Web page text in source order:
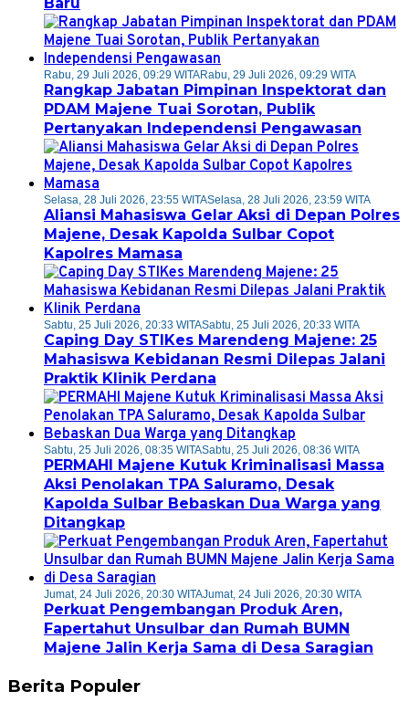
Rabu, 29 Juli 2026, 09:29 WITARabu, 29 Juli 2026, 09:29 WITA
Rangkap Jabatan Pimpinan Inspektorat dan
PDAM Majene Tuai Sorotan, Publik
Pertanyakan Independensi Pengawasan
Selasa, 28 Juli 2026, 23:55 WITASelasa, 28 Juli 2026, 23:59 WITA
Aliansi Mahasiswa Gelar Aksi di Depan Polres
Majene, Desak Kapolda Sulbar Copot
Kapolres Mamasa
Sabtu, 25 Juli 2026, 20:33 WITASabtu, 25 Juli 2026, 20:33 WITA
Caping Day STIKes Marendeng Majene: 25
Mahasiswa Kebidanan Resmi Dilepas Jalani
Praktik Klinik Perdana
Sabtu, 25 Juli 2026, 08:35 WITASabtu, 25 Juli 2026, 08:36 WITA
PERMAHI Majene Kutuk Kriminalisasi Massa
Aksi Penolakan TPA Saluramo, Desak
Kapolda Sulbar Bebaskan Dua Warga yang
Ditangkap
Jumat, 24 Juli 2026, 20:30 WITAJumat, 24 Juli 2026, 20:30 WITA
Perkuat Pengembangan Produk Aren,
Fapertahut Unsulbar dan Rumah BUMN
Majene Jalin Kerja Sama di Desa Saragian
Berita Populer